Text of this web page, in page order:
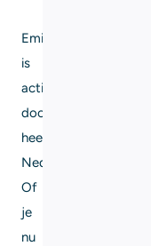
Eming
is
actief
door
heel
Nederland.
Of
je
nu